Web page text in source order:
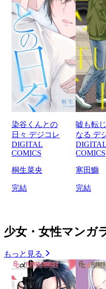
染谷くんとの
日々 デジコレ
DIGITAL
COMICS
桐生菜央
完結
嘘も転
なる デ
DIGITAL
COMICS
寒田鰤
完結
少女・女性マンガ
もっと見る